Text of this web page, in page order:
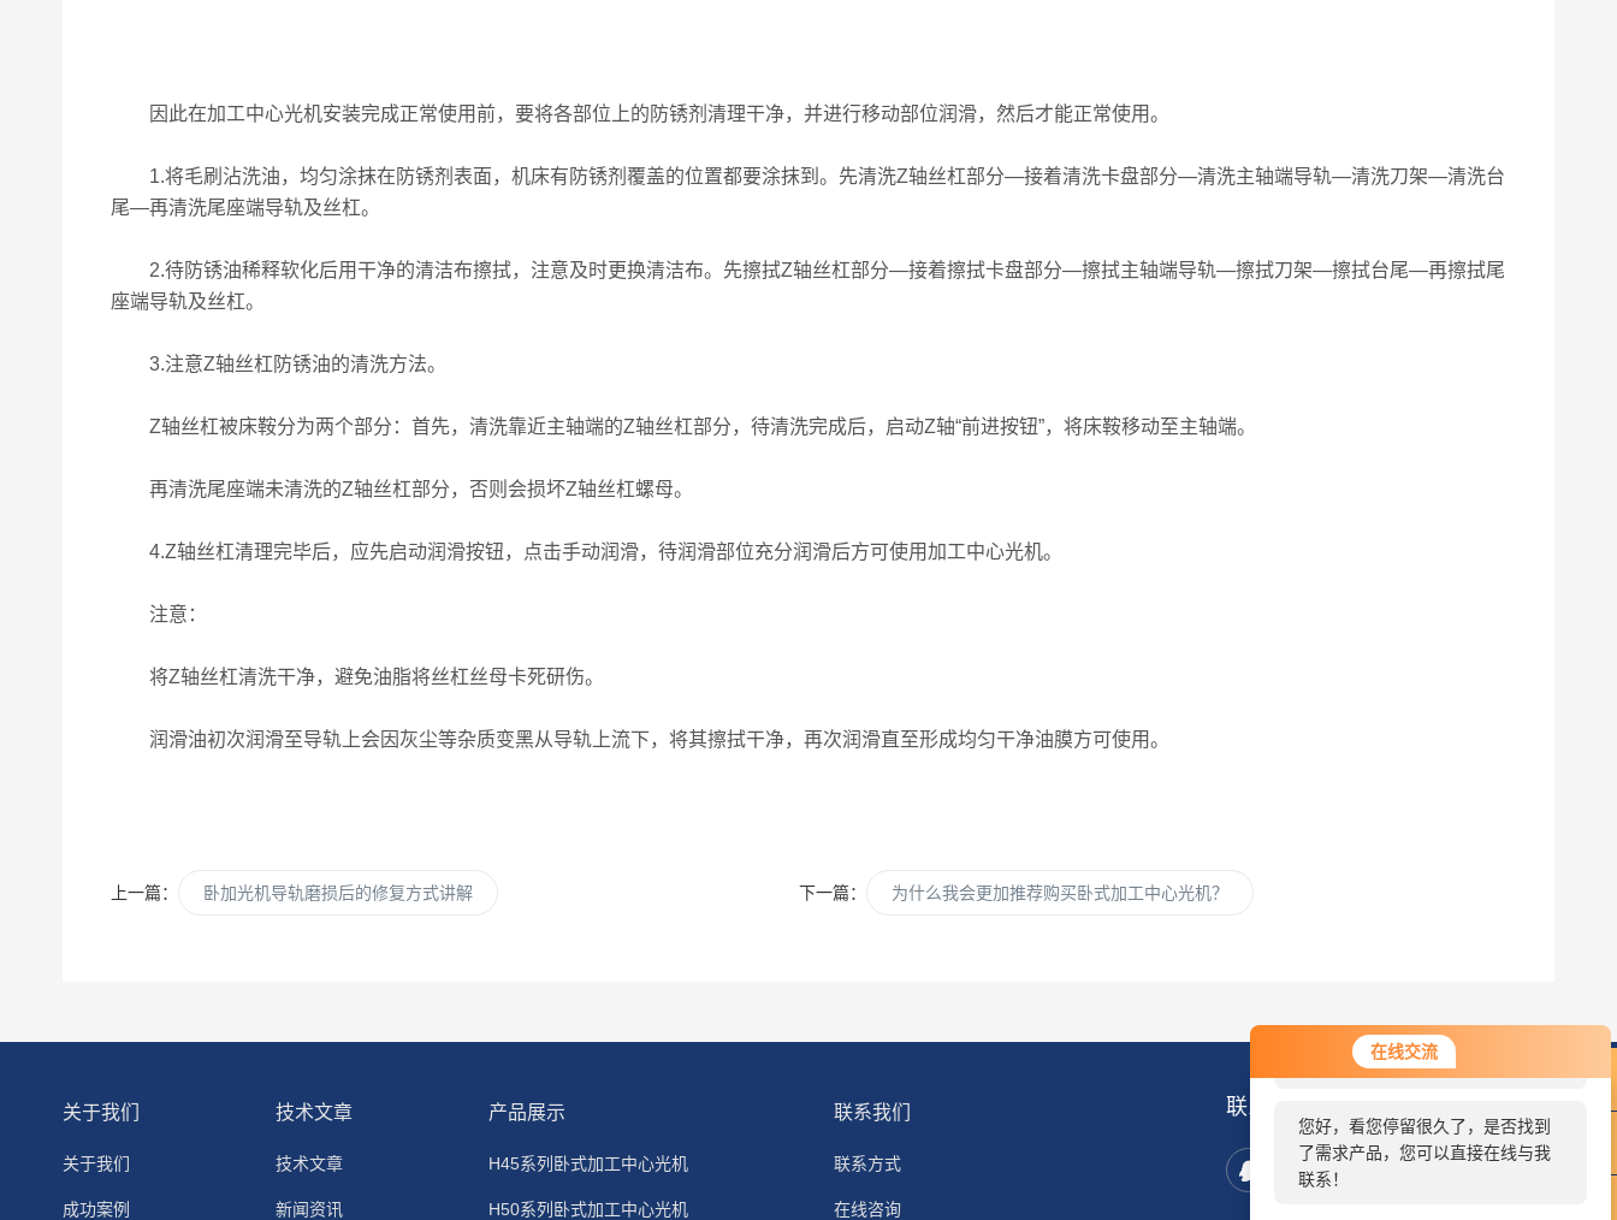
在线交流
您好！欢迎前来咨询，很高兴为您
服务，请问您要咨询什么问题呢？
您好，看您停留很久了，是否找到
了需求产品，您可以直接在线与我
联系！
因此在加工中心光机安装完成正常使用前，要将各部位上的防锈剂清理干净，并进行移动部位润滑，然后才能正常使用。
1.将毛刷沾洗油，均匀涂抹在防锈剂表面，机床有防锈剂覆盖的位置都要涂抹到。先清洗Z轴丝杠部分—接着清洗卡盘部分—清洗主轴端导轨—清洗刀架—清洗台
尾—再清洗尾座端导轨及丝杠。
2.待防锈油稀释软化后用干净的清洁布擦拭，注意及时更换清洁布。先擦拭Z轴丝杠部分—接着擦拭卡盘部分—擦拭主轴端导轨—擦拭刀架—擦拭台尾—再擦拭尾
座端导轨及丝杠。
3.注意Z轴丝杠防锈油的清洗方法。
Z轴丝杠被床鞍分为两个部分：首先，清洗靠近主轴端的Z轴丝杠部分，待清洗完成后，启动Z轴“前进按钮”，将床鞍移动至主轴端。
再清洗尾座端未清洗的Z轴丝杠部分，否则会损坏Z轴丝杠螺母。
4.Z轴丝杠清理完毕后，应先启动润滑按钮，点击手动润滑，待润滑部位充分润滑后方可使用加工中心光机。
注意：
将Z轴丝杠清洗干净，避免油脂将丝杠丝母卡死研伤。
润滑油初次润滑至导轨上会因灰尘等杂质变黑从导轨上流下，将其擦拭干净，再次润滑直至形成均匀干净油膜方可使用。
上一篇： 卧加光机导轨磨损后的修复方式讲解 下一篇： 为什么我会更加推荐购买卧式加工中心光机？
关于我们
关于我们
成功案例
技术文章
技术文章
新闻资讯
产品展示
H45系列卧式加工中心光机
H50系列卧式加工中心光机
联系我们
联系方式
在线咨询
联系我们